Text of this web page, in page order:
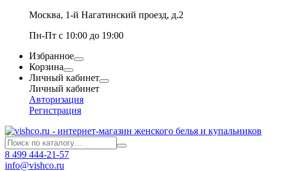
Москва, 1-й Нагатинский проезд, д.2
Пн-Пт с 10:00 до 19:00
Избранное
Корзина
Личный кабинет
Личный кабинет
Авторизация
Регистрация
8 499 444-21-57
info@vishco.ru